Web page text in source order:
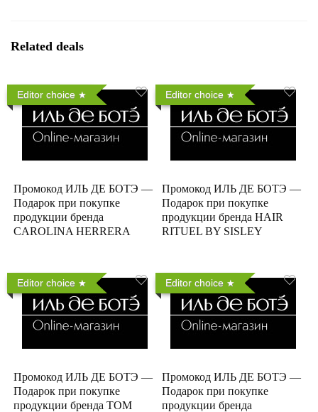
Related deals
Editor choice
Промокод ИЛЬ ДЕ БОТЭ —
Подарок при покупке
продукции бренда
CAROLINA HERRERA
Editor choice
Промокод ИЛЬ ДЕ БОТЭ —
Подарок при покупке
продукции бренда HAIR
RITUEL BY SISLEY
Editor choice
Промокод ИЛЬ ДЕ БОТЭ —
Подарок при покупке
продукции бренда TOM
Editor choice
Промокод ИЛЬ ДЕ БОТЭ —
Подарок при покупке
продукции бренда